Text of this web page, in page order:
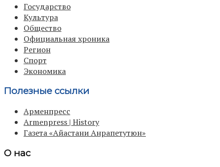
Государство
Культура
Общество
Официальная хроника
Регион
Спорт
Экономика
Полезные ссылки
Арменпресс
Armenpress | History
Газета «Айастани Анрапетутюн»
О нас